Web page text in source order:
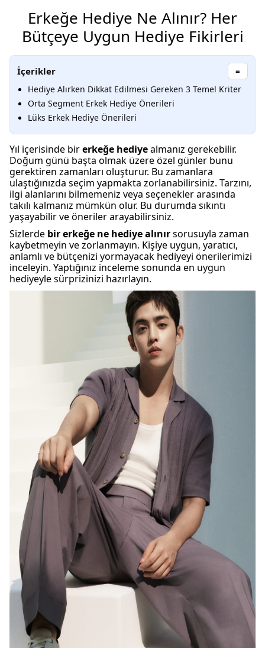
Erkeğe Hediye Ne Alınır? Her
Bütçeye Uygun Hediye Fikirleri
İçerikler ≡
Hediye Alırken Dikkat Edilmesi Gereken 3 Temel Kriter
Orta Segment Erkek Hediye Önerileri
Lüks Erkek Hediye Önerileri
Yıl içerisinde birerkeğe hediyealmanız gerekebilir.
Doğum günü başta olmak üzere özel günler bunu
gerektiren zamanları oluşturur. Bu zamanlara
ulaştığınızda seçim yapmakta zorlanabilirsiniz. Tarzını,
ilgi alanlarını bilmemeniz veya seçenekler arasında
takılı kalmanız mümkün olur. Bu durumda sıkıntı
yaşayabilir ve öneriler arayabilirsiniz.
Sizlerde bir erkeğe ne hediye alınırsorusuyla zaman
kaybetmeyin ve zorlanmayın. Kişiye uygun, yaratıcı,
anlamlı ve bütçenizi yormayacak hediyeyi önerilerimizi
inceleyin. Yaptığınız inceleme sonunda en uygun
hediyeyle sürprizinizi hazırlayın.